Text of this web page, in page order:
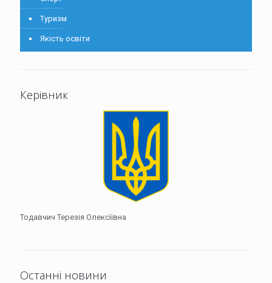
Чернянський заклад загальної середньої освіти І-ІІІ
Туризм
Якість освіти
Керівник
Тодавчич Терезія Олексіївна
Останні новини